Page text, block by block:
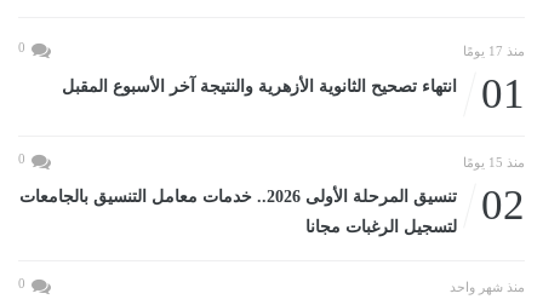
منذ 17 يومًا 0
01 انتهاء تصحيح الثانوية الأزهرية والنتيجة آخر الأسبوع المقبل
منذ 15 يومًا 0
02
تنسيق المرحلة الأولى 2026.. خدمات معامل التنسيق بالجامعات
لتسجيل الرغبات مجانا
منذ شهر واحد 0